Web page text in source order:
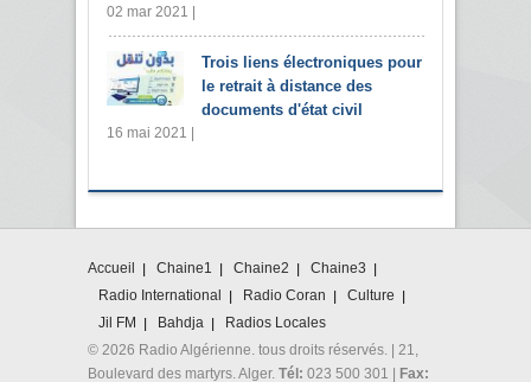
02 mar 2021 |
Trois liens électroniques pour
le retrait à distance des
documents d'état civil
16 mai 2021 |
Accueil Chaine1 Chaine2
Chaine3
Radio International
Radio Coran
Culture
Jil FM
Bahdja
Radios Locales
© 2026 Radio Algérienne. tous droits réservés. | 21,
Boulevard des martyrs. Alger. Tél: 023 500 301 | Fax: